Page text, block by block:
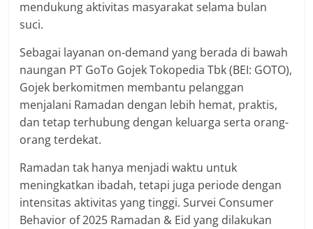
mendukung aktivitas masyarakat selama bulan
suci.
Sebagai layanan on-demand yang berada di bawah
naungan PT GoTo Gojek Tokopedia Tbk (BEI: GOTO),
Gojek berkomitmen membantu pelanggan
menjalani Ramadan dengan lebih hemat, praktis,
dan tetap terhubung dengan keluarga serta orang-
orang terdekat.
Ramadan tak hanya menjadi waktu untuk
meningkatkan ibadah, tetapi juga periode dengan
intensitas aktivitas yang tinggi. Survei Consumer
Behavior of 2025 Ramadan & Eid yang dilakukan